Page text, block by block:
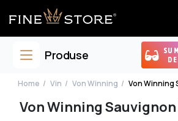
Produse
Home Vin Von Winning Von Winning
Von Winning